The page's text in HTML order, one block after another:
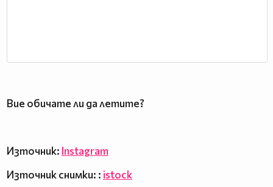
Вие обичате ли да летите?
Източник: Instagram
Източник снимки: : istock